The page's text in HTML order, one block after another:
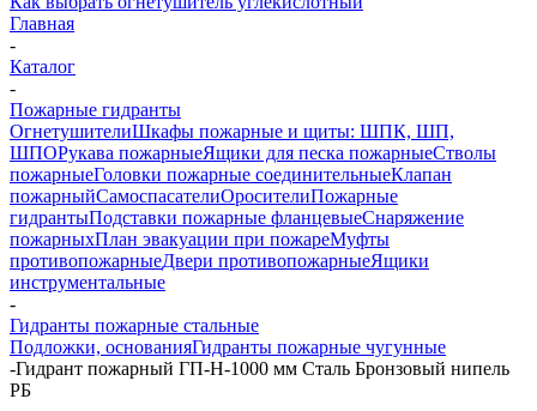
Главная
-
Каталог
-
Пожарные гидранты
ОгнетушителиШкафы пожарные и щиты: ШПК, ШП,
ШПОРукава пожарныеЯщики для песка пожарныеСтволы
пожарныеГоловки пожарные соединительныеКлапан
пожарныйСамоспасателиОросителиПожарные
гидрантыПодставки пожарные фланцевыеСнаряжение
пожарныхПлан эвакуации при пожареМуфты
противопожарныеДвери противопожарныеЯщики
инструментальные
-
Гидранты пожарные стальные
Подложки, основанияГидранты пожарные чугунные
-Гидрант пожарный ГП-Н-1000 мм Сталь Бронзовый нипель
РБ